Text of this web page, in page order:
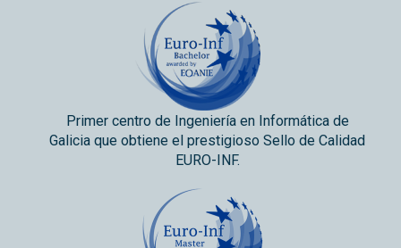
Primer centro de Ingeniería en Informática de
Galicia que obtiene el prestigioso Sello de Calidad
EURO-INF.